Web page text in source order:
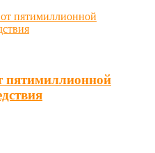
пятимиллионной